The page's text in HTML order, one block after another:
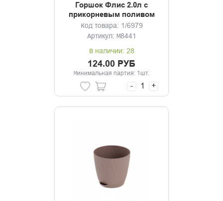
Горшок Флис 2.0л с
прикорневым поливом
белый
Код товара: 1/6979
Артикул: М8441
В наличии: 28
124.00 РУБ
Минимальная партия: 1шт.
- +